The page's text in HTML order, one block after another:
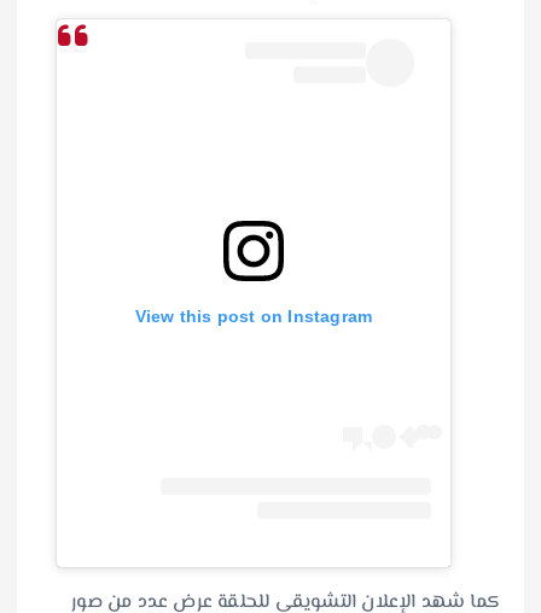
View this post on Instagram
كما شهد الإعلان التشويقي للحلقة عرض عدد من صور